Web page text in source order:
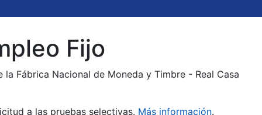
Fijo
Fábrica Nacional de Moneda y Timbre - Real Casa
a las pruebas selectivas. Más información.